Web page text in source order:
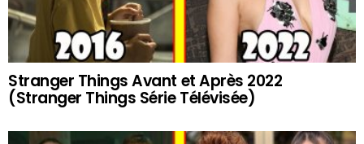
Stranger Things Avant et Après 2022
(Stranger Things Série Télévisée)